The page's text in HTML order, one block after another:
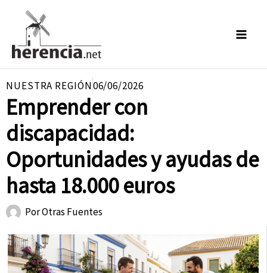
contenido
NUESTRA REGIÓN06/06/2026
Emprender con
discapacidad:
Oportunidades y ayudas de
hasta 18.000 euros
PorOtras Fuentes